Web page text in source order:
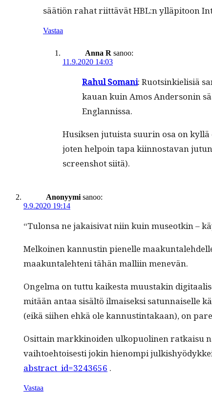
säätiön rahat riit­tävät HBL:n ylläpi­toon
Vastaa
Anna R sanoo:
11.9.2020 14:03
Rahul Somani: Ruotsinkielisiä
kauan kuin Amos Ander­son­in
Englannissa.
Husik­sen jutu­ista suurin osa on
joten helpoin tapa kiin­nos­ta­van
screen­shot siitä).
Anonyymi sanoo:
9.9.2020 19:14
“Tulon­sa ne jakaisi­vat niin kuin museotkin –
Melkoinen kan­nustin pienelle
maakun­tale­ht­eni tähän malli­in menevän.
Ongel­ma on tut­tu kaikesta muus­takin
mitään antaa sisältö ilmaisek­si sat­un­naiselle
(eikä siihen ehkä ole kan­nustin­takaan), on
Osit­tain markki­noiden ulkop­uo­li­nen ratkaisu
vai­h­toe­htois­es­ti jokin hienom­pi
abstract_id=3243656 .
Vastaa